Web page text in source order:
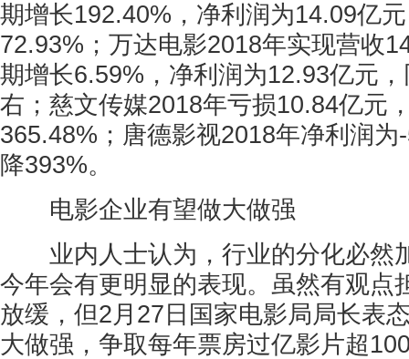
期增长192.40%，净利润为14.09亿
72.93%；万达电影2018年实现营收
期增长6.59%，净利润为12.93亿元
右；慈文传媒2018年亏损10.84亿元
365.48%；唐德影视2018年净利润
降393%。
电影企业有望做大做强
业内人士认为，行业的分化必然
今年会有更明显的表现。虽然有观点
放缓，但2月27日国家电影局局长表
大做强，争取每年票房过亿影片超